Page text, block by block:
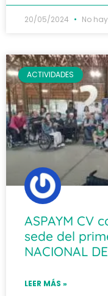
20/05/2024 No
ACTIVIDADES
ASPAYM CV
sede del
NACIONAL
LEER MÁS »